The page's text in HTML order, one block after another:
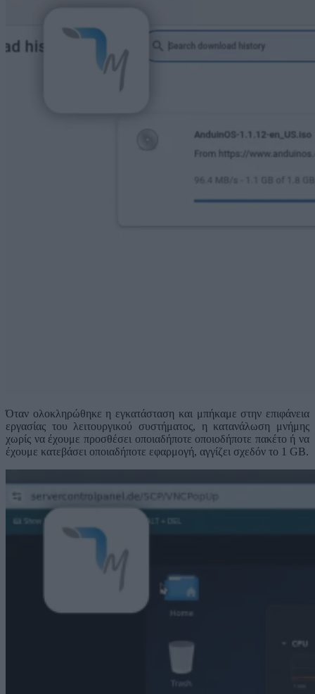
Όταν ολοκληρώθηκε η εγκατάσταση και μπήκαμε στην επιφάνεια
εργασίας του λειτουργικού συστήματος, η κατανάλωση μνήμης
χωρίς να έχουμε προσθέσει οποιαδήποτε οποιοδήποτε πακέτο ή να
έχουμε κατεβάσει οποιαδήποτε εφαρμογή, αγγίζει σχεδόν το 1 GB.